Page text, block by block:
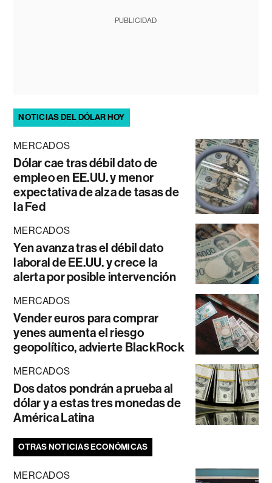
PUBLICIDAD
NOTICIAS DEL DÓLAR HOY
MERCADOS
Dólar cae tras débil dato de
empleo en EE.UU. y menor
expectativa de alza de tasas de
la Fed
MERCADOS
Yen avanza tras el débil dato
laboral de EE.UU. y crece la
alerta por posible intervención
MERCADOS
Vender euros para comprar
yenes aumenta el riesgo
geopolítico, advierte BlackRock
MERCADOS
Dos datos pondrán a prueba al
dólar y a estas tres monedas de
América Latina
OTRAS NOTICIAS ECONÓMICAS
MERCADOS